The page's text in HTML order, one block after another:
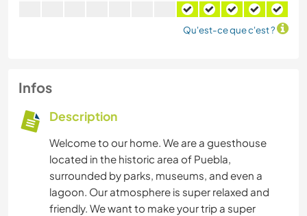
Qu'est-ce que c'est ?
Infos
Description
Welcome to our home. We are a guesthouse
located in the historic area of Puebla,
surrounded by parks, museums, and even a
lagoon. Our atmosphere is super relaxed and
friendly. We want to make your trip a super